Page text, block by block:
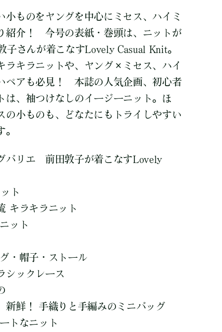
小ものをヤングを中心にミセス、ハイミ
紹介！ 今号の表紙・巻頭は、ニットが
子さんが着こなすLovely Casual Knit。
ラキラニットや、ヤング×ミセス、ハイ
ペアも必見！ 本誌の人気企画、初心者
は、袖つけなしのイージーニット。ほ
の小ものも、どなたにもトライしやすい
バリエ 前田敦子が着こなすLovely
ト
キラキラニット
ット
・帽子・ストール
シックレース
鮮！ 手織りと手編みのミニバッグ
トなニット